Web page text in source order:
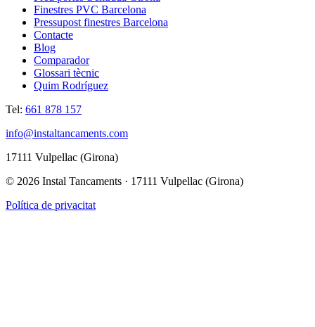
Finestres PVC Barcelona
Pressupost finestres Barcelona
Contacte
Blog
Comparador
Glossari tècnic
Quim Rodríguez
Tel: 661 878 157
info@instaltancaments.com
17111 Vulpellac (Girona)
© 2026 Instal Tancaments · 17111 Vulpellac (Girona)
Política de privacitat